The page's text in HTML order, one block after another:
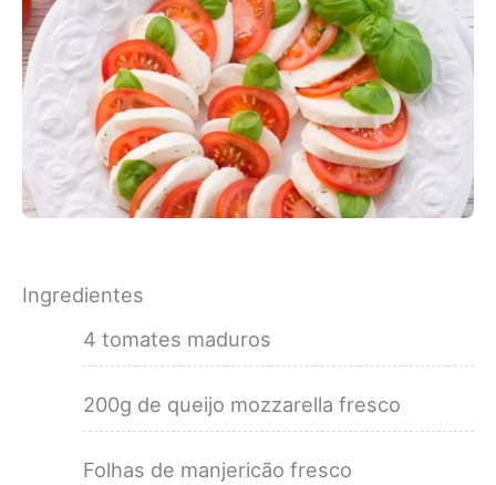
Ingredientes
4 tomates maduros
200g de queijo mozzarella fresco
Folhas de manjericão fresco